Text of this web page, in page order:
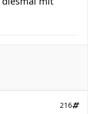
216